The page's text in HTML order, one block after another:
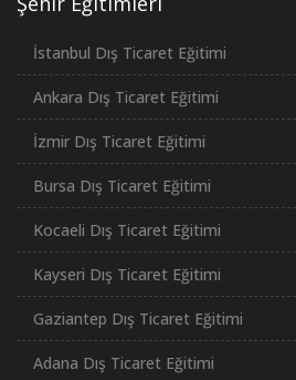
İstanbul Dış Ticaret Eğitimi
Ankara Dış Ticaret Eğitimi
İzmir Dış Ticaret Eğitimi
Bursa Dış Ticaret Eğitimi
Kocaeli Dış Ticaret Eğitimi
Kayseri Dış Ticaret Eğitimi
Gaziantep Dış Ticaret Eğitimi
Adana Dış Ticaret Eğitimi